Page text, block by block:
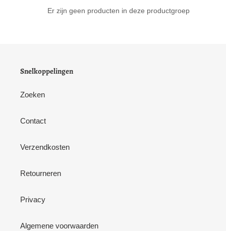
:
Er zijn geen producten in deze productgroep
Snelkoppelingen
Zoeken
Contact
Verzendkosten
Retourneren
Privacy
Algemene voorwaarden